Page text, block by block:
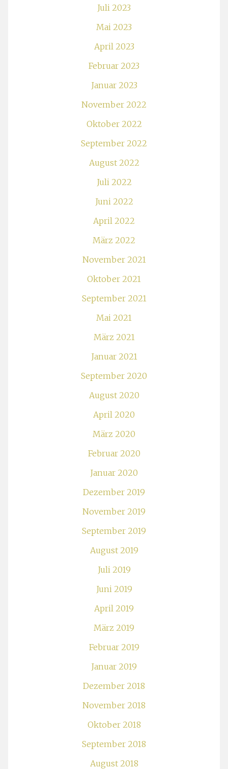
Juli 2023
Mai 2023
April 2023
Februar 2023
Januar 2023
November 2022
Oktober 2022
September 2022
August 2022
Juli 2022
Juni 2022
April 2022
März 2022
November 2021
Oktober 2021
September 2021
Mai 2021
März 2021
Januar 2021
September 2020
August 2020
April 2020
März 2020
Februar 2020
Januar 2020
Dezember 2019
November 2019
September 2019
August 2019
Juli 2019
Juni 2019
April 2019
März 2019
Februar 2019
Januar 2019
Dezember 2018
November 2018
Oktober 2018
September 2018
August 2018